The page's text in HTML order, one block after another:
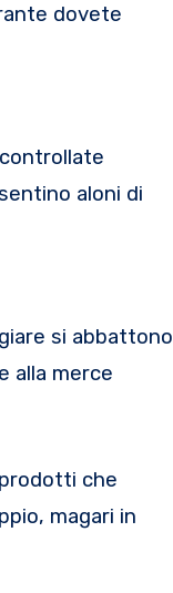
dovete
aloni di
si abbattono
alla merce
che
magari in